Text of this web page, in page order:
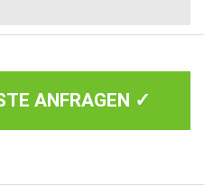
ANFRAGEN ✓